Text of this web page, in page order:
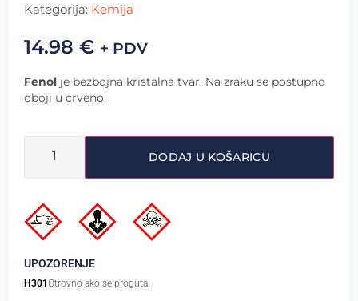
Kategorija: Kemija
14.98 € + PDV
Fenol je bezbojna kristalna tvar. Na zraku se postupno
oboji u crveno.
DODAJ U KOŠARICU
UPOZORENJE
H301Otrovno ako se proguta.